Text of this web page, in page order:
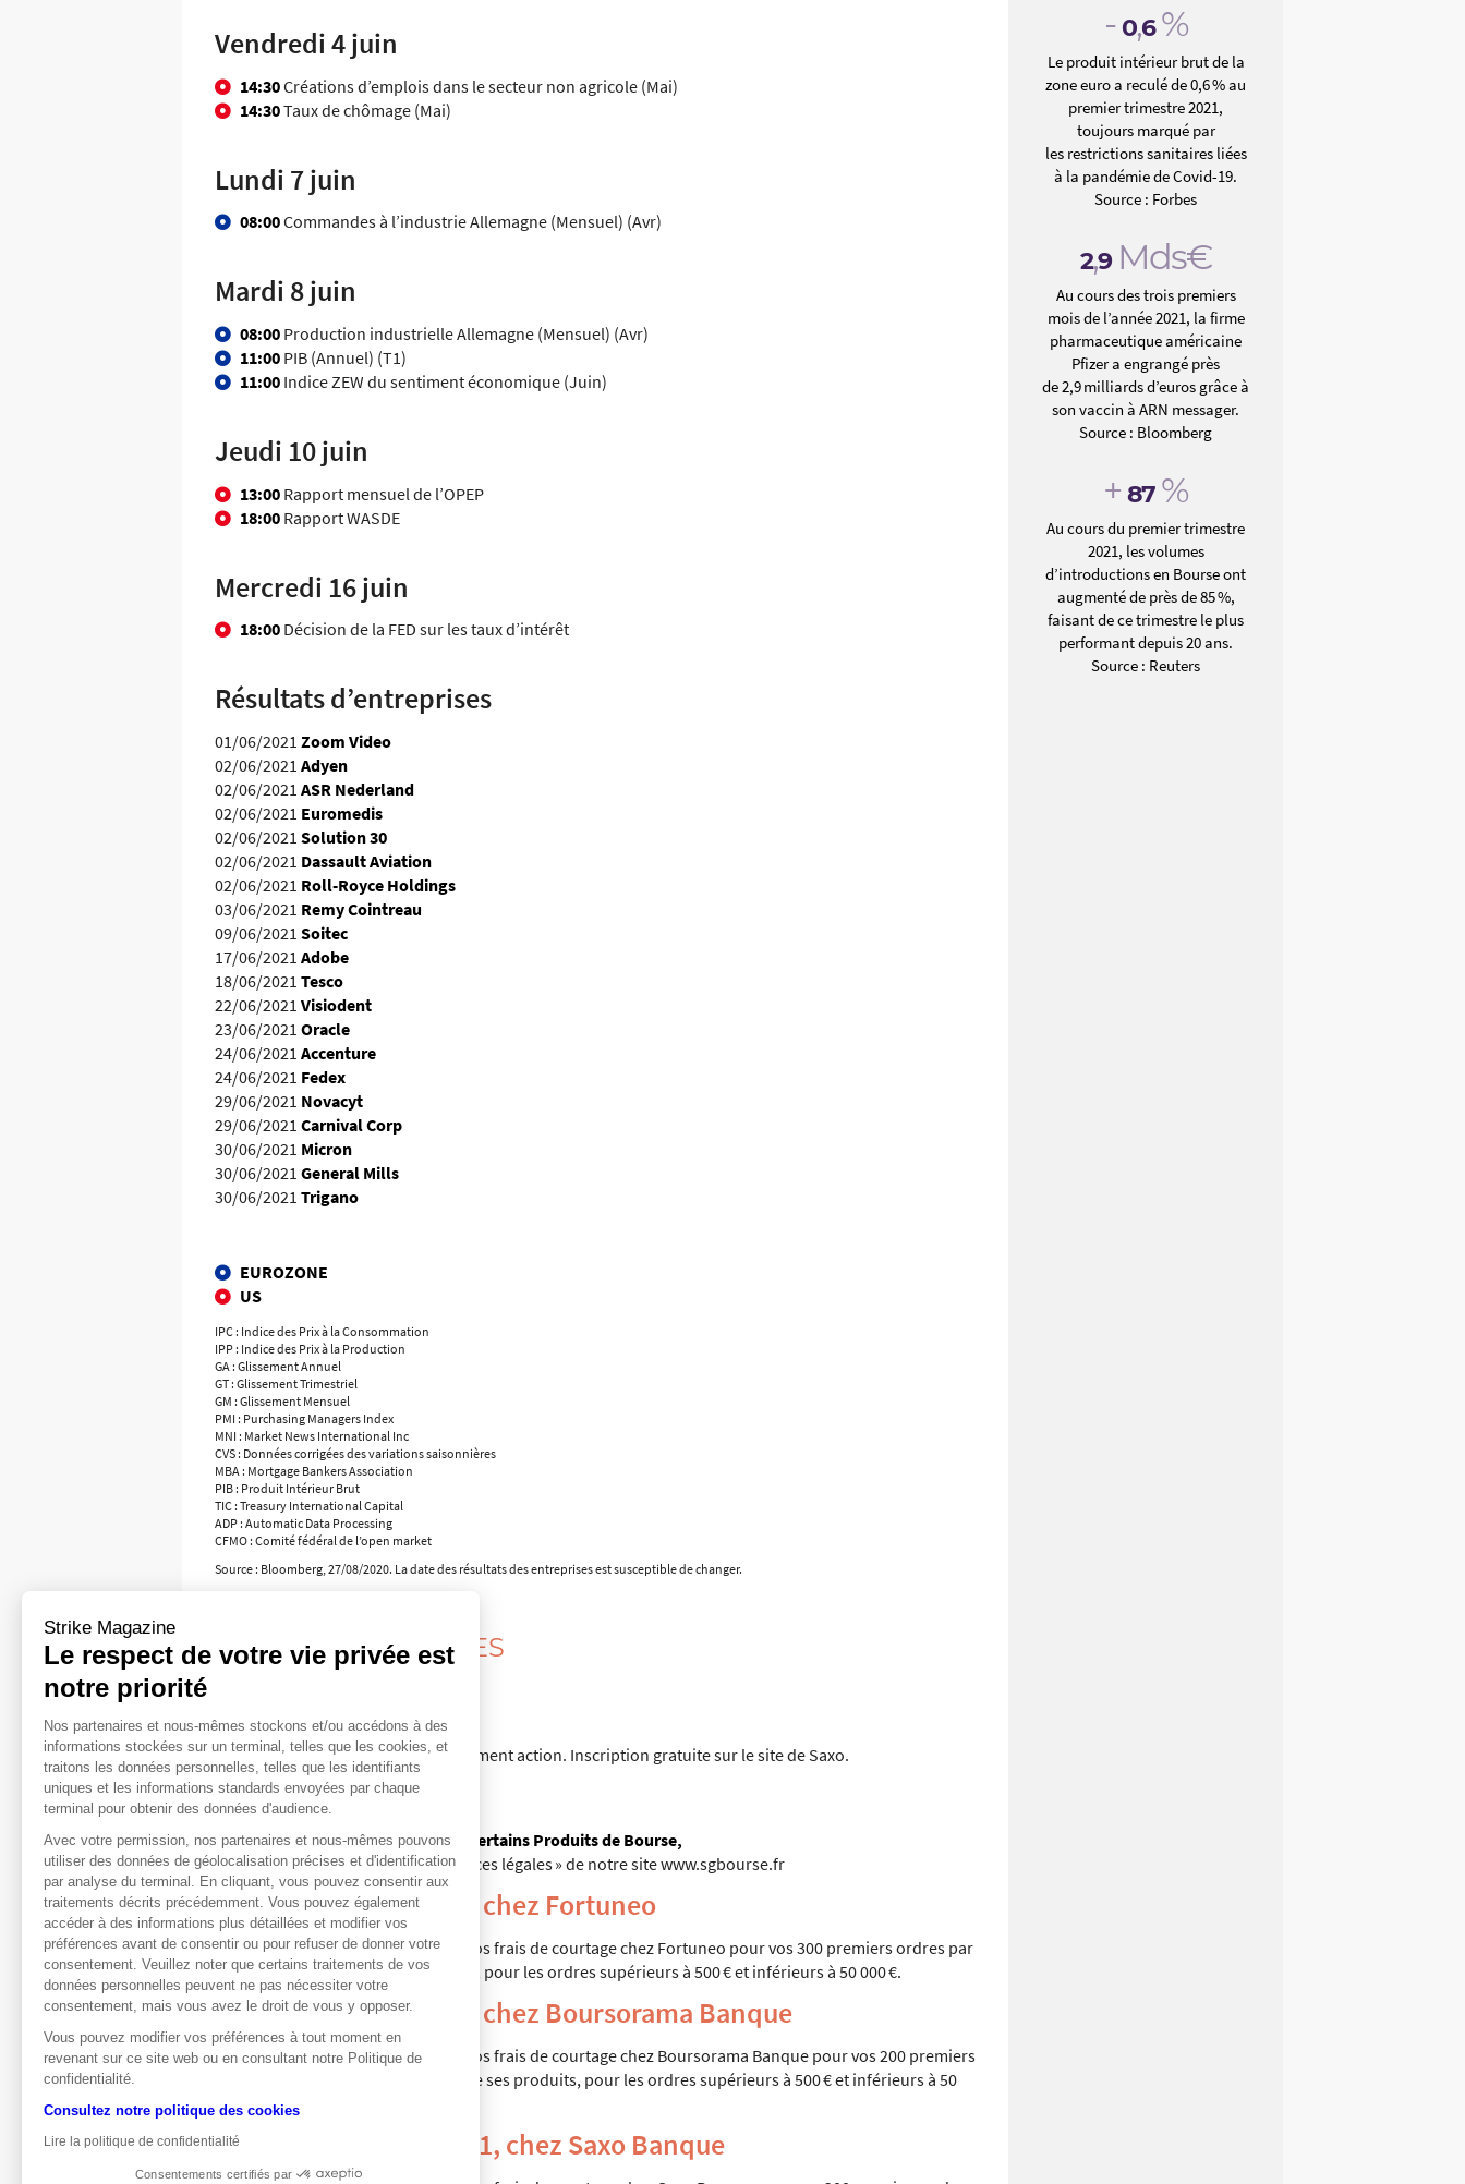
Vendredi 4 juin
14:30Créations d’emplois dans le secteur non agricole (Mai)
14:30Taux de chômage (Mai)
Lundi 7 juin
08:00Commandes à l’industrie Allemagne (Mensuel) (Avr)
Mardi 8 juin
08:00 Production industrielle Allemagne (Mensuel) (Avr)
11:00 PIB (Annuel) (T1)
11:00 Indice ZEW du sentiment économique (Juin)
Jeudi 10 juin
13:00 Rapport mensuel de l’OPEP
18:00 Rapport WASDE
Mercredi 16 juin
18:00 Décision de la FED sur les taux d’intérêt
Résultats d’entreprises
01/06/2021 Zoom Video
02/06/2021 Adyen
02/06/2021 ASR Nederland
02/06/2021 Euromedis
02/06/2021 Solution 30
02/06/2021 Dassault Aviation
02/06/2021 Roll-Royce Holdings
03/06/2021 Remy Cointreau
09/06/2021 Soitec
17/06/2021 Adobe
18/06/2021 Tesco
22/06/2021 Visiodent
23/06/2021 Oracle
24/06/2021 Accenture
24/06/2021 Fedex
29/06/2021 Novacyt
29/06/2021 Carnival Corp
30/06/2021 Micron
30/06/2021 General Mills
30/06/2021 Trigano
EUROZONE
US
IPC : Indice des Prix à la Consommation
IPP : Indice des Prix à la Production
GA : Glissement Annuel
GT : Glissement Trimestriel
GM : Glissement Mensuel
PMI : Purchasing Managers Index
MNI : Market News International Inc
CVS : Données corrigées des variations saisonnières
MBA : Mortgage Bankers Association
PIB : Produit Intérieur Brut
TIC : Treasury International Capital
ADP : Automatic Data Processing
CFMO : Comité fédéral de l’open market
Source : Bloomberg, 27/08/2020. La date des résultats des entreprises est susceptible de changer.
DATES IMPORTANTES
Webinaire chez Saxo Banque
Les Bonus : une alternative au placement action. Inscription gratuite sur le site de Saxo.
7 juin
Rappel anticipé par l’émetteur de certains Produits de Bourse,
rendez-vous dans la rubrique « Notices légales » de notre site www.sgbourse.fr
Jusqu’au 30 juin 2021, chez Fortuneo
Société Générale vous rembourse vos frais de courtage chez Fortuneo pour vos 300 premiers ordres par
mois sur l’ensemble de ses produits, pour les ordres supérieurs à 500 € et inférieurs à 50 000 €.
Jusqu’au 30 juin 2021, chez Boursorama Banque
Société Générale vous rembourse vos frais de courtage chez Boursorama Banque pour vos 200 premiers
ordres par compte sur l’ensemble de ses produits, pour les ordres supérieurs à 500 € et inférieurs à 50
000 €.
Jusqu’au 30 juillet 2021, chez Saxo Banque
-0,6%
Le produit intérieur brut de la
zone euro a reculé de 0,6 % au
premier trimestre 2021,
toujours marqué par
les restrictions sanitaires liées
à la pandémie de Covid-19.
Source : Forbes
2,9Mds€
Au cours des trois premiers
mois de l’année 2021, la firme
pharmaceutique américaine
Pfizer a engrangé près
de 2,9 milliards d’euros grâce à
son vaccin à ARN messager.
Source : Bloomberg
+ 87%
Au cours du premier trimestre
2021, les volumes
d’introductions en Bourse ont
augmenté de près de 85 %,
faisant de ce trimestre le plus
performant depuis 20 ans.
Source : Reuters
Strike Magazine
Le respect de votre vie privée est
notre priorité
Nos partenaires et nous-mêmes stockons et/ou accédons à des
informations stockées sur un terminal, telles que les cookies, et
traitons les données personnelles, telles que les identifiants
uniques et les informations standards envoyées par chaque
terminal pour obtenir des données d'audience.
Avec votre permission, nos partenaires et nous-mêmes pouvons
utiliser des données de géolocalisation précises et d'identification
par analyse du terminal. En cliquant, vous pouvez consentir aux
traitements décrits précédemment. Vous pouvez également
accéder à des informations plus détaillées et modifier vos
préférences avant de consentir ou pour refuser de donner votre
consentement. Veuillez noter que certains traitements de vos
données personnelles peuvent ne pas nécessiter votre
consentement, mais vous avez le droit de vous y opposer.
Vous pouvez modifier vos préférences à tout moment en
revenant sur ce site web ou en consultant notre Politique de
confidentialité.
Consultez notre politique des cookies
Lire la politique de confidentialité
Consentements certifiés par